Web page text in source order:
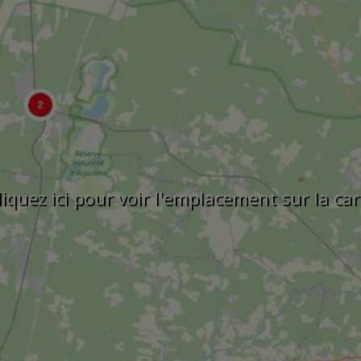
ici pour voir l'emplacement sur la